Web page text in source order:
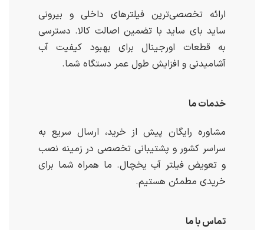
ارائه تخصصی‌ترین فیلترهای داخلی و بیرونی
ساید بای ساید با تضمین اصالت کالا. دسترسی
به قطعات اورجینال برای بهبود کیفیت آب
آشامیدنی و افزایش طول عمر دستگاه شما.
خدمات ما
مشاوره رایگان پیش از خرید، ارسال سریع به
سراسر کشور و پشتیبانی تخصصی در زمینه نصب
و تعویض فیلتر آب یخچال. ما همراه شما برای
خریدی مطمئن هستیم.
تماس با ما